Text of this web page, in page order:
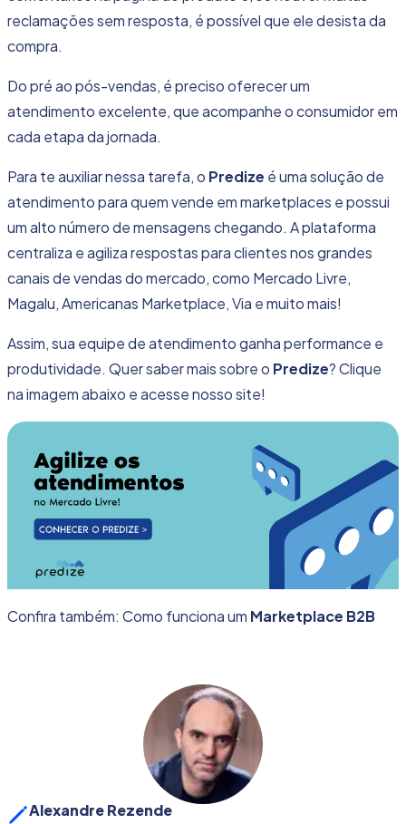
reclamações sem resposta, é possível que ele desista da
compra.
Do pré ao pós-vendas, é precisooferecer um
atendimento excelente, que acompanhe o consumidor em
cada etapa da jornada.
Para te auxiliar nessa tarefa, o Predize é umasolução de
atendimento para quem vende em marketplaces e possui
um alto número de mensagens chegando. A plataforma
centraliza e agiliza respostas para clientes nos grandes
canais de vendas do mercado, como Mercado Livre,
Magalu, Americanas Marketplace, Via e muito mais!
Assim, sua equipe de atendimento ganha performance e
produtividade. Quer saber mais sobre o Predize? Clique
na imagem abaixo e acesse nosso site!
Confira também: Como funciona um Marketplace B2B
Alexandre Rezende